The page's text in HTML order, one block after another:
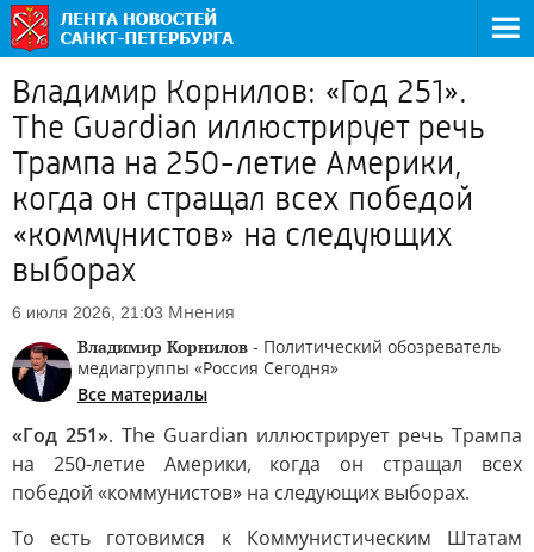
Владимир Корнилов: «Год 251».
The Guardian иллюстрирует речь
Трампа на 250-летие Америки,
когда он стращал всех победой
«коммунистов» на следующих
выборах
6 июля 2026, 21:03 Мнения
Владимир Корнилов - Политический обозреватель
медиагруппы «Россия Сегодня»
Все материалы
«Год 251». The Guardian иллюстрирует речь Трампа
на 250-летие Америки, когда он стращал всех
победой «коммунистов» на следующих выборах.
То есть готовимся к Коммунистическим Штатам